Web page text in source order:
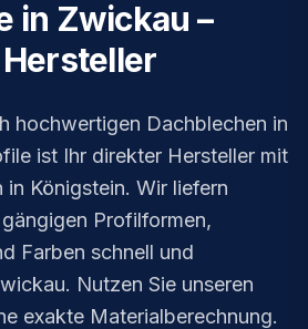
in Zwickau –
hochwertigen Dachblechen in
ist Ihr direkter Hersteller mit
Königstein. Wir liefern
Profilformen,
Farben schnell und
Nutzen Sie unseren
exakte Materialberechnung.